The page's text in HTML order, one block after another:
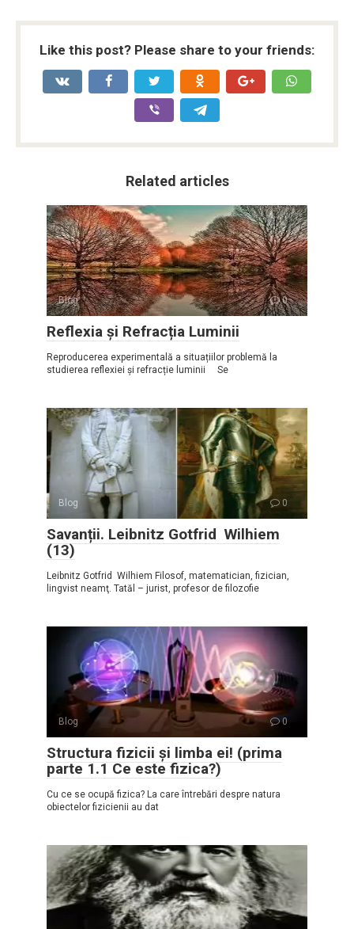
Like this post? Please share to your friends:
Related articles
Blog 0
Reflexia și Refracția Luminii
Reproducerea experimentală a situațiilor problemă la
studierea reflexiei și refracție luminii Se
Blog 0
Savanții. Leibnitz Gotfrid Wilhiem
(13)
Leibnitz Gotfrid Wilhiem Filosof, matematician, fizician,
lingvist neamţ. Tatăl – jurist, profesor de filozofie
Blog 0
Structura fizicii și limba ei! (prima
parte 1.1 Ce este fizica?)
Cu ce se ocupă fizica? La care întrebări despre natura
obiectelor fizicienii au dat